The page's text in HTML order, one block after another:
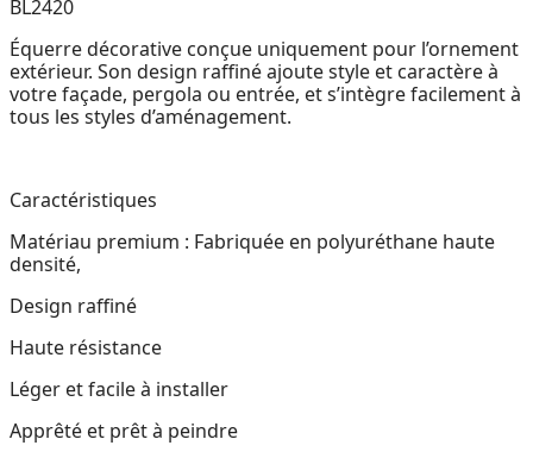
BL2420
Équerre décorative conçue uniquement pour l’ornement
extérieur. Son design raffiné ajoute style et caractère à
votre façade, pergola ou entrée, et s’intègre facilement à
tous les styles d’aménagement.
Caractéristiques
Matériau premium : Fabriquée en polyuréthane haute
densité,
Design raffiné
Haute résistance
Léger et facile à installer
Apprêté et prêt à peindre